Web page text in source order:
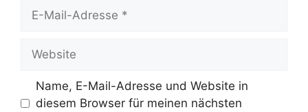
Mail-
Name, E-Mail-Adresse und Website in
diesem Browser für meinen nächsten